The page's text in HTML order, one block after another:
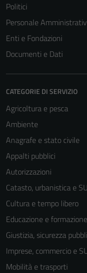
Politici
Personale
Enti e Fondazioni
Documenti e Dati
CATEGORIE DI SERVIZIO
Agricoltura e pesca
Ambiente
Anagrafe e stato civile
Appalti pubblici
Autorizzazioni
Catasto, urbanistica e
Cultura e tempo libero
Educazione e formazione
Giustizia, sicurezza
Imprese, commercio e
Mobilità e trasporti